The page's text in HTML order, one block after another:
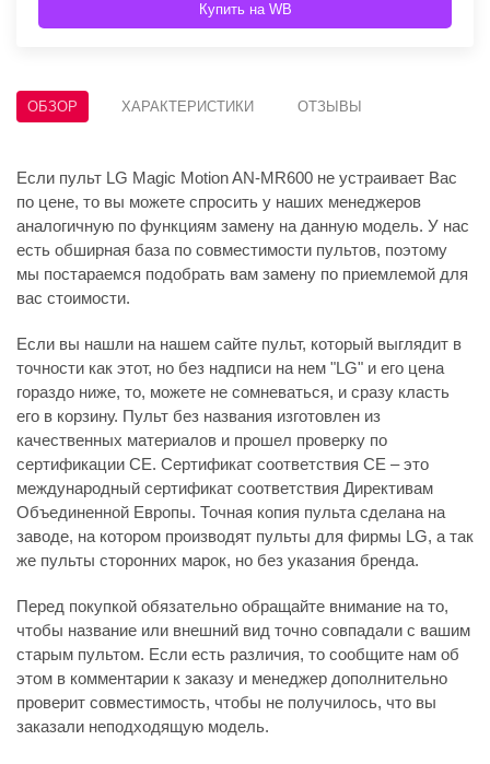
Купить на WB
ОБЗОР ХАРАКТЕРИСТИКИ ОТЗЫВЫ
Если пульт LG Magic Motion AN-MR600 не устраивает Вас
по цене, то вы можете спросить у наших менеджеров
аналогичную по функциям замену на данную модель. У нас
есть обширная база по совместимости пультов, поэтому
мы постараемся подобрать вам замену по приемлемой для
вас стоимости.
Если вы нашли на нашем сайте пульт, который выглядит в
точности как этот, но без надписи на нем "LG" и его цена
гораздо ниже, то, можете не сомневаться, и сразу класть
его в корзину. Пульт без названия изготовлен из
качественных материалов и прошел проверку по
сертификации CE. Сертификат соответствия СЕ – это
международный сертификат соответствия Директивам
Объединенной Европы. Точная копия пульта сделана на
заводе, на котором производят пульты для фирмы LG, а так
же пульты сторонних марок, но без указания бренда.
Перед покупкой обязательно обращайте внимание на то,
чтобы название или внешний вид точно совпадали с вашим
старым пультом. Если есть различия, то сообщите нам об
этом в комментарии к заказу и менеджер дополнительно
проверит совместимость, чтобы не получилось, что вы
заказали неподходящую модель.